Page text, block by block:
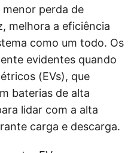
perda de
melhora a eficiência
como um todo. Os
evidentes quando
(EVs), que
baterias de alta
lidar com a alta
carga e descarga.